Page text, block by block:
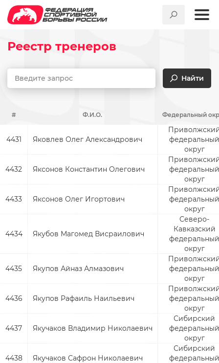
Реестр тренеров
Найти
# Ф.И.О. Федеральный
4431 Яковлев Олег Александрович
федеральный
округ
4432 Яксонов Константин Олегович
федеральный
округ
4433 Яксонов Олег Игортович
федеральный
округ
4434 Якубов Магомед Висраилович
Северо-
Кавказский
федеральный
округ
4435 Якупов Айназ Алмазович
федеральный
округ
4436 Якупов Рафаиль Наильевич
федеральный
округ
4437 Якучаков Владимир Николаевич
Сибирский
федеральный
округ
4438 Якучаков Сафрон Николаевич
Сибирский
федеральный